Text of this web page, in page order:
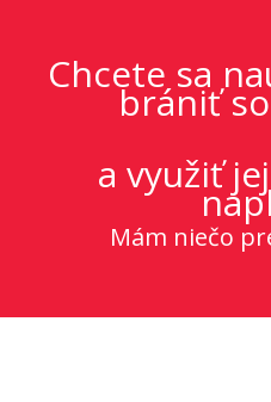
Chcete sa
brániť
a využiť
Mám niečo